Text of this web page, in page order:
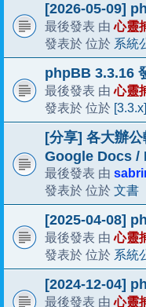
[2026-05-09]
最後發表 由心靈
發表於 位於 系統
phpBB 3.3.16
最後發表 由心靈
發表於 位於
[分享] 各大辦
Google Docs /
最後發表 由
發表於 位於 文書
[2025-04-08]
最後發表 由心靈
發表於 位於 系統
[2024-12-04]
最後發表 由心靈